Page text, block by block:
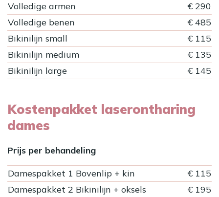
Volledige armen
€ 290
Volledige benen
€ 485
Bikinilijn small
€ 115
Bikinilijn medium
€ 135
Bikinilijn large
€ 145
Kostenpakket laserontharing
dames
Prijs per behandeling
Damespakket 1 Bovenlip + kin
€ 115
Damespakket 2 Bikinilijn + oksels
€ 195